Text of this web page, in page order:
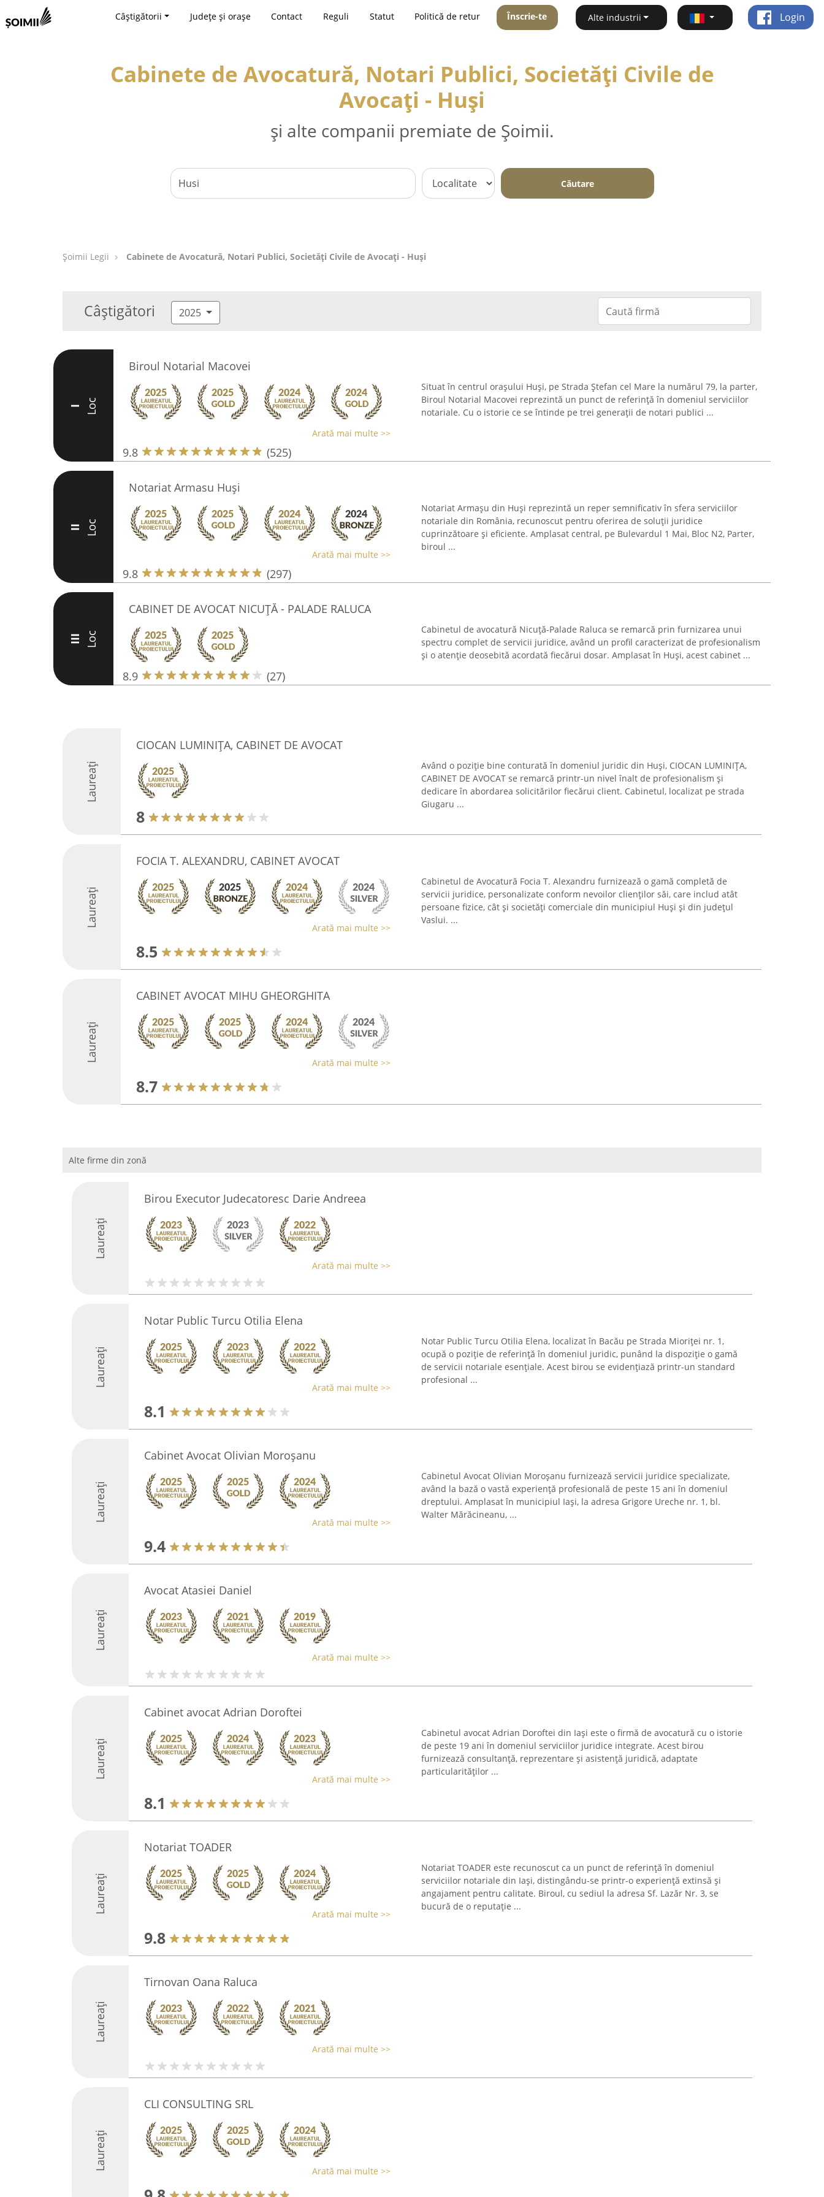
Câștigătorii Județe și orașe Contact Reguli Statut Politică de retur Înscrie-te Alte industrii Login
Cabinete de Avocatură, Notari Publici, Societăți Civile de
Avocați - Huşi
și alte companii premiate de Șoimii.
Căutare
Șoimii Legii Cabinete de Avocatură, Notari Publici, Societăți Civile de Avocați - Huşi
Câștigători 2025
I Loc
Biroul Notarial Macovei
Arată mai multe >>
9.8 (525)
Situat în centrul orașului Huși, pe Strada Ștefan cel Mare la numărul 79, la parter,
Biroul Notarial Macovei reprezintă un punct de referință în domeniul serviciilor
notariale. Cu o istorie ce se întinde pe trei generații de notari publici ...
II Loc
Notariat Armasu Huși
Arată mai multe >>
9.8 (297)
Notariat Armașu din Huși reprezintă un reper semnificativ în sfera serviciilor
notariale din România, recunoscut pentru oferirea de soluții juridice
cuprinzătoare și eficiente. Amplasat central, pe Bulevardul 1 Mai, Bloc N2, Parter,
biroul ...
III Loc
CABINET DE AVOCAT NICUȚĂ - PALADE RALUCA
8.9 (27)
Cabinetul de avocatură Nicuță-Palade Raluca se remarcă prin furnizarea unui
spectru complet de servicii juridice, având un profil caracterizat de profesionalism
și o atenție deosebită acordată fiecărui dosar. Amplasat în Huși, acest cabinet ...
Laureați
CIOCAN LUMINIŢA, CABINET DE AVOCAT
8
Având o poziție bine conturată în domeniul juridic din Huși, CIOCAN LUMINIŢA,
CABINET DE AVOCAT se remarcă printr-un nivel înalt de profesionalism și
dedicare în abordarea solicitărilor fiecărui client. Cabinetul, localizat pe strada
Giugaru ...
Laureați
FOCIA T. ALEXANDRU, CABINET AVOCAT
Arată mai multe >>
8.5
Cabinetul de Avocatură Focia T. Alexandru furnizează o gamă completă de
servicii juridice, personalizate conform nevoilor clienților săi, care includ atât
persoane fizice, cât și societăți comerciale din municipiul Huși și din județul
Vaslui. ...
Laureați
CABINET AVOCAT MIHU GHEORGHITA
Arată mai multe >>
8.7
Alte firme din zonă
Laureați
Birou Executor Judecatoresc Darie Andreea
Arată mai multe >>
Laureați
Notar Public Turcu Otilia Elena
Arată mai multe >>
8.1
Notar Public Turcu Otilia Elena, localizat în Bacău pe Strada Mioriței nr. 1,
ocupă o poziție de referință în domeniul juridic, punând la dispoziție o gamă
de servicii notariale esențiale. Acest birou se evidențiază printr-un standard
profesional ...
Laureați
Cabinet Avocat Olivian Moroșanu
Arată mai multe >>
9.4
Cabinetul Avocat Olivian Moroșanu furnizează servicii juridice specializate,
având la bază o vastă experiență profesională de peste 15 ani în domeniul
dreptului. Amplasat în municipiul Iași, la adresa Grigore Ureche nr. 1, bl.
Walter Mărăcineanu, ...
Laureați
Avocat Atasiei Daniel
Arată mai multe >>
Laureați
Cabinet avocat Adrian Doroftei
Arată mai multe >>
8.1
Cabinetul avocat Adrian Doroftei din Iași este o firmă de avocatură cu o istorie
de peste 19 ani în domeniul serviciilor juridice integrate. Acest birou
furnizează consultanță, reprezentare și asistență juridică, adaptate
particularităților ...
Laureați
Notariat TOADER
Arată mai multe >>
9.8
Notariat TOADER este recunoscut ca un punct de referință în domeniul
serviciilor notariale din Iași, distingându-se printr-o experiență extinsă și
angajament pentru calitate. Biroul, cu sediul la adresa Sf. Lazăr Nr. 3, se
bucură de o reputație ...
Laureați
Tirnovan Oana Raluca
Arată mai multe >>
Laureați
CLI CONSULTING SRL
Arată mai multe >>